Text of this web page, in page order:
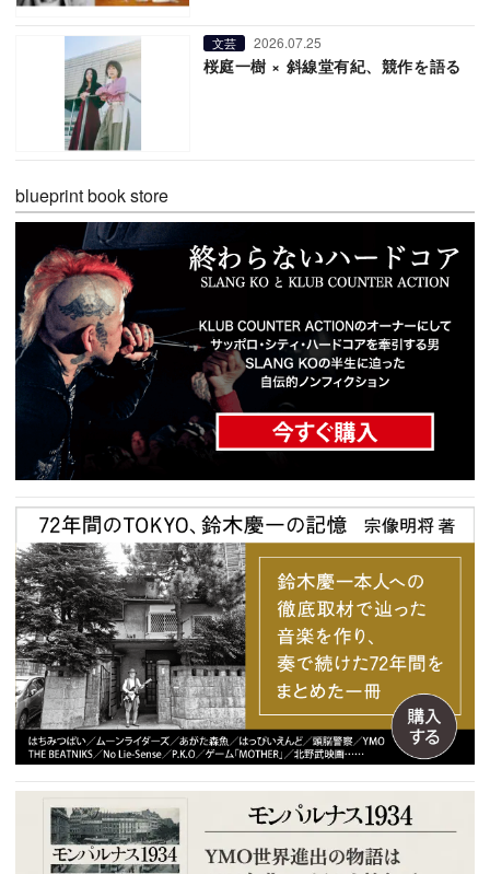
文芸 2026.07.25
桜庭一樹 × 斜線堂有紀、競作を語る
blueprint book store